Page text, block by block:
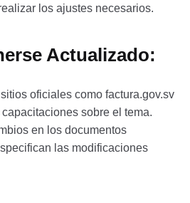
los ajustes necesarios.
Actualizado:
oficiales como factura.gov.sv
sobre el tema.
en los documentos
las modificaciones